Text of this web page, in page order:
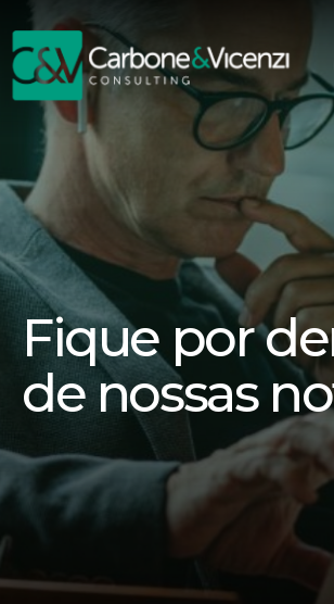
Fique por
de nossas